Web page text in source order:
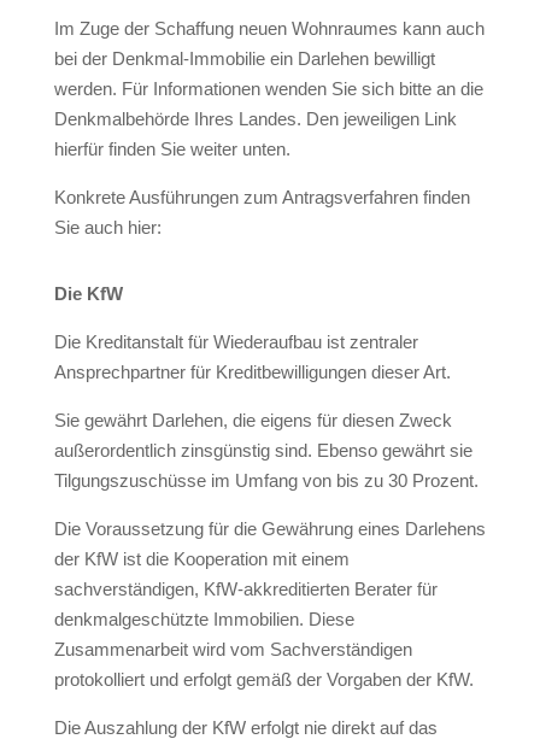
Im Zuge der Schaffung neuen Wohnraumes kann auch
bei der Denkmal-Immobilie ein Darlehen bewilligt
werden. Für Informationen wenden Sie sich bitte an die
Denkmalbehörde Ihres Landes. Den jeweiligen Link
hierfür finden Sie weiter unten.
Konkrete Ausführungen zum Antragsverfahren finden
Sie auch hier:
Die KfW
Die Kreditanstalt für Wiederaufbau ist zentraler
Ansprechpartner für Kreditbewilligungen dieser Art.
Sie gewährt Darlehen, die eigens für diesen Zweck
außerordentlich zinsgünstig sind. Ebenso gewährt sie
Tilgungszuschüsse im Umfang von bis zu 30 Prozent.
Die Voraussetzung für die Gewährung eines Darlehens
der KfW ist die Kooperation mit einem
sachverständigen, KfW-akkreditierten Berater für
denkmalgeschützte Immobilien. Diese
Zusammenarbeit wird vom Sachverständigen
protokolliert und erfolgt gemäß der Vorgaben der KfW.
Die Auszahlung der KfW erfolgt nie direkt auf das